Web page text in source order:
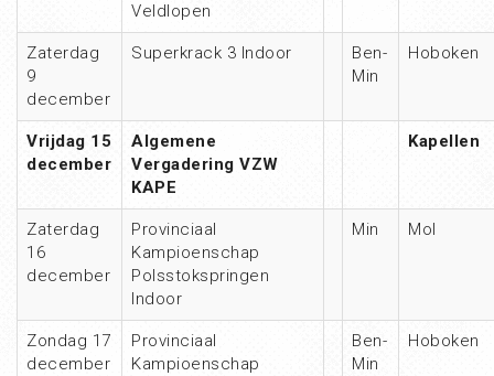
Veldlopen
Zaterdag
9
december
Superkrack 3 Indoor
Ben-
Min
Hoboken
Vrijdag 15
december
Algemene
Vergadering VZW
KAPE
Kapellen
Zaterdag
16
december
Provinciaal
Kampioenschap
Polsstokspringen
Indoor
Min Mol
Zondag 17
december
Provinciaal
Kampioenschap
Ben-
Min
Hoboken